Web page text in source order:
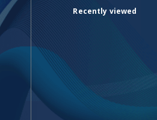
Recently viewed